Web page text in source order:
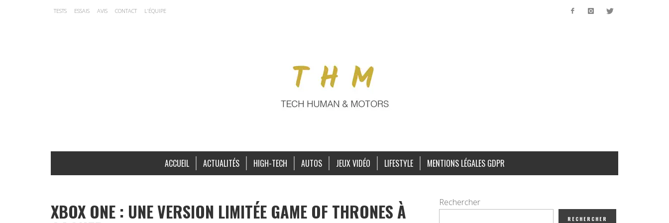
TESTS ESSAIS AVIS CONTACT L’ÉQUIPE
ACCUEIL ACTUALITÉS HIGH-TECH AUTOS JEUX VIDÉO LIFESTYLE MENTIONS LÉGALES GDPR
XBOX ONE : UNE VERSION LIMITÉE GAME OF THRONES À Rechercher
RECHERCHER